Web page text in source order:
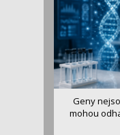
Geny
mohou